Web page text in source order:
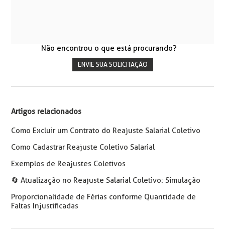
Não encontrou o que está procurando?
ENVIE SUA SOLICITAÇÃO
Artigos relacionados
Como Excluir um Contrato do Reajuste Salarial Coletivo
Como Cadastrar Reajuste Coletivo Salarial
Exemplos de Reajustes Coletivos
🔄️ Atualização no Reajuste Salarial Coletivo: Simulação
Proporcionalidade de Férias conforme Quantidade de
Faltas Injustificadas